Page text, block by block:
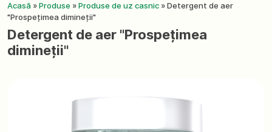
+380 (63) 975
77 87
+380 (67) 561
Acasă »Produse »Produse de uz casnic »Detergent de aer
"Prospețimea dimineții"
Detergent de aer "Prospețimea
dimineții"